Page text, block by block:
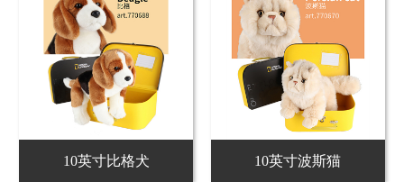
10英寸比格犬 10英寸波斯猫